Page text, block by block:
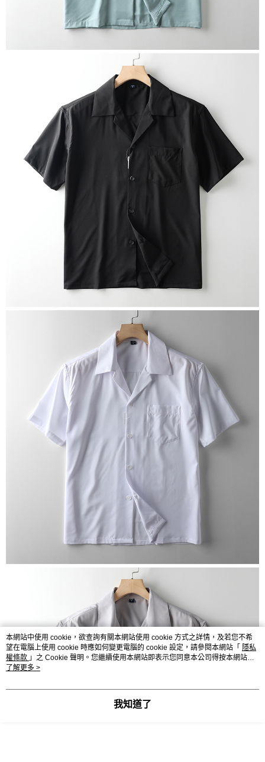
本網站中使用 cookie，欲查詢有關本網站使用 cookie 方式之詳情，及若您不希
望在電腦上使用 cookie 時應如何變更電腦的 cookie 設定，請參閱本網站「 隱私
權條款 」之 Cookie 聲明。您繼續使用本網站即表示您同意本公司得按本網站使
用條款之 Cookie 聲明使用 cookie。
了解更多 >
我知道了